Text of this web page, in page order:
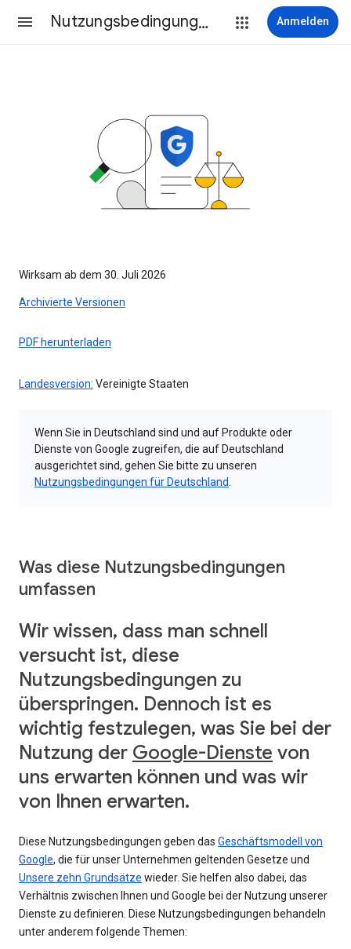
Nutzungsbedingungen Anmelden
Wirksam ab dem 30. Juli 2026
Archivierte Versionen
PDF herunterladen
Landesversion: Vereinigte Staaten
Wenn Sie in Deutschland sind und auf Produkte oder
Dienste von Google zugreifen, die auf Deutschland
ausgerichtet sind, gehen Sie bitte zu unseren
Nutzungsbedingungen für Deutschland
Was diese Nutzungsbedingungen
umfassen
Wir wissen, dass man schnell
versucht ist, diese
Nutzungsbedingungen zu
überspringen. Dennoch ist es
wichtig festzulegen, was Sie bei der
Nutzung der Google-Dienste von
uns erwarten können und was wir
von Ihnen erwarten.
Diese Nutzungsbedingungen geben das Geschäftsmodell von
Google, die für unser Unternehmen geltenden Gesetze und
Unsere zehn Grundsätze wieder. Sie helfen also dabei, das
Verhältnis zwischen Ihnen und Google bei der Nutzung unserer
Dienste zu definieren. Diese Nutzungsbedingungen behandeln
unter anderem folgende Themen: